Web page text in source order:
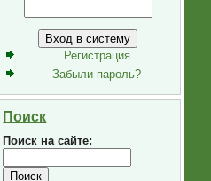
Регистрация
Забыли пароль?
Поиск
Поиск на сайте: